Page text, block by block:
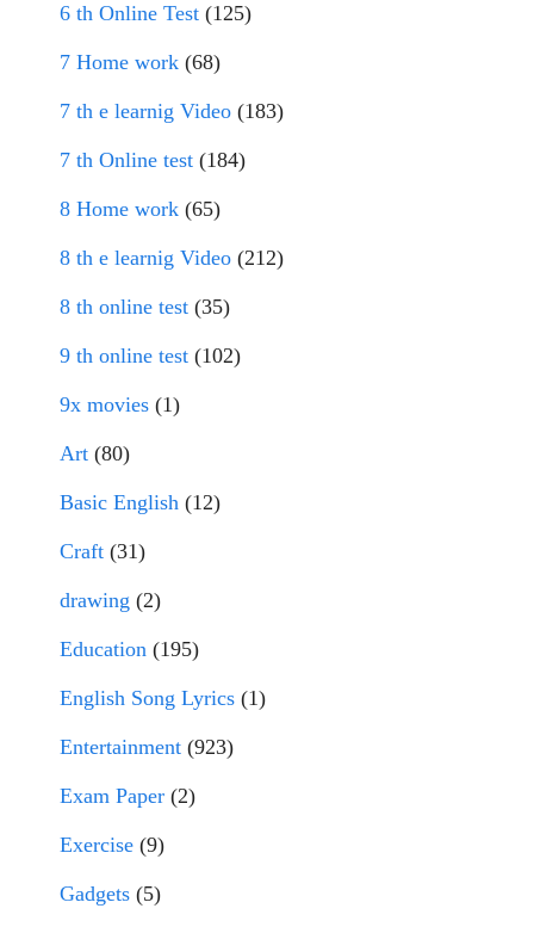
6 th Online Test (125)
7 Home work (68)
7 th e learnig Video (183)
7 th Online test (184)
8 Home work (65)
8 th e learnig Video (212)
8 th online test (35)
9 th online test (102)
9x movies (1)
Art (80)
Basic English (12)
Craft (31)
drawing (2)
Education (195)
English Song Lyrics (1)
Entertainment (923)
Exam Paper (2)
Exercise (9)
Gadgets (5)